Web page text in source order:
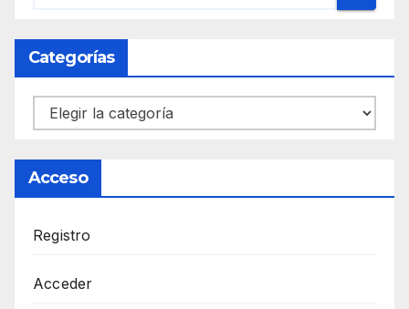
Categorías
Categorías
Acceso
Registro
Acceder